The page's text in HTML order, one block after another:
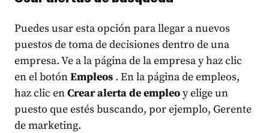
Puedes usar esta opción para llegar a nuevos
puestos de toma de decisiones dentro de una
empresa. Ve a la página de la empresa y haz clic
en el botónEmpleos . En la página de empleos,
haz clic enCrear alerta de empleoy elige un
puesto que estés buscando, por ejemplo, Gerente
de marketing.